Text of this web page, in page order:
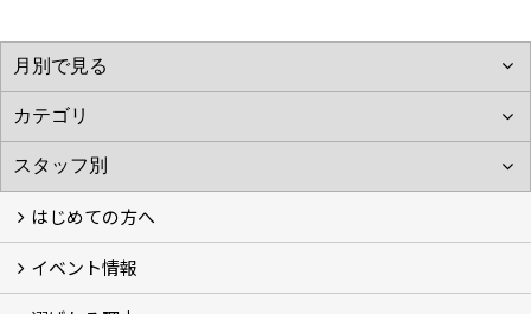
はじめての方へ
フォトギャラリー
性能について
自然素材のお家
オーナー様のおうち訪問
イベント情報